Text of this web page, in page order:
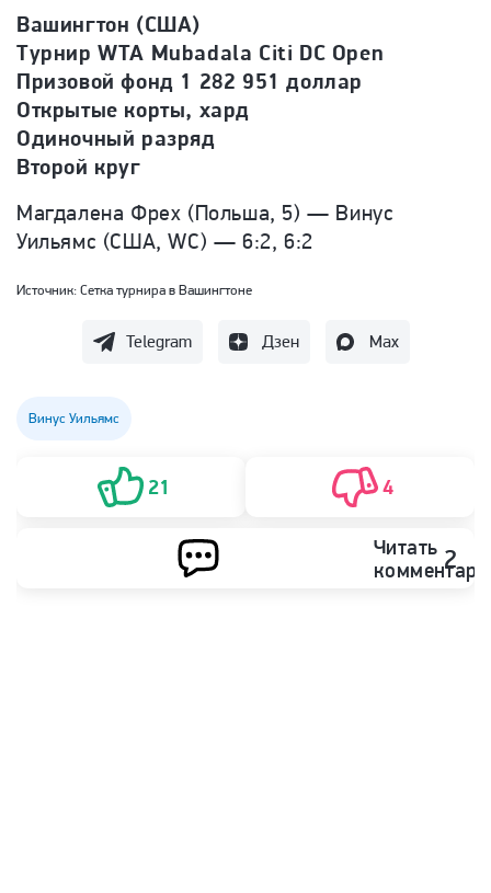
Вашингтон (США)
Турнир WTA Mubadala Citi DC Open
Призовой фонд 1 282 951 доллар
Открытые корты, хард
Одиночный разряд
Второй круг
Магдалена Фрех (Польша, 5) — Винус
Уильямс (США, WC) — 6:2, 6:2
Источник: Сетка турнира в Вашингтоне
Telegram Дзен Max
Винус Уильямс
21 4
Читать 2